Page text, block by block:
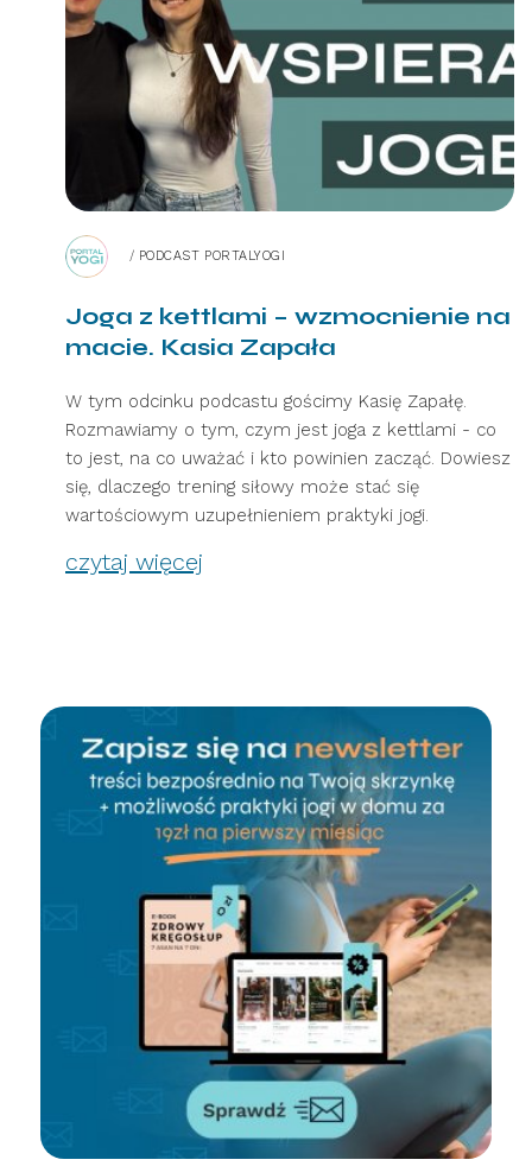
/ PODCAST PORTALYOGI
Joga z kettlami – wzmocnienie na
macie. Kasia Zapała
W tym odcinku podcastu gościmy Kasię Zapałę.
Rozmawiamy o tym, czym jest joga z kettlami - co
to jest, na co uważać i kto powinien zacząć. Dowiesz
się, dlaczego trening siłowy może stać się
wartościowym uzupełnieniem praktyki jogi.
czytaj więcej